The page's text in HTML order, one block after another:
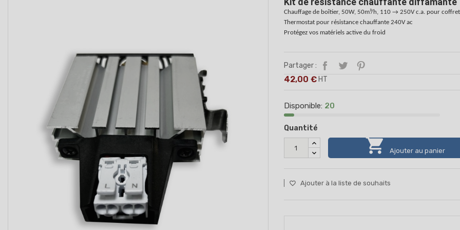
Chauffage de boîtier, 50W, 50m³/h, 110 → 250V c.a. pour coffret
Thermostat pour résistance chauffante 240V ac
Protégez vos matériels active du froid
Partager :
42,00 €HT
Disponible: 20
Quantité
 Ajouter au panier
favorite_border Ajouter à la liste de souhaits